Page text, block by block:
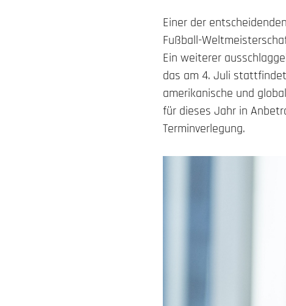
Einer der
Fußball-
Ein weiterer
das am 4. Juli
amerikanische und
für dieses Jahr in
Terminverlegung.